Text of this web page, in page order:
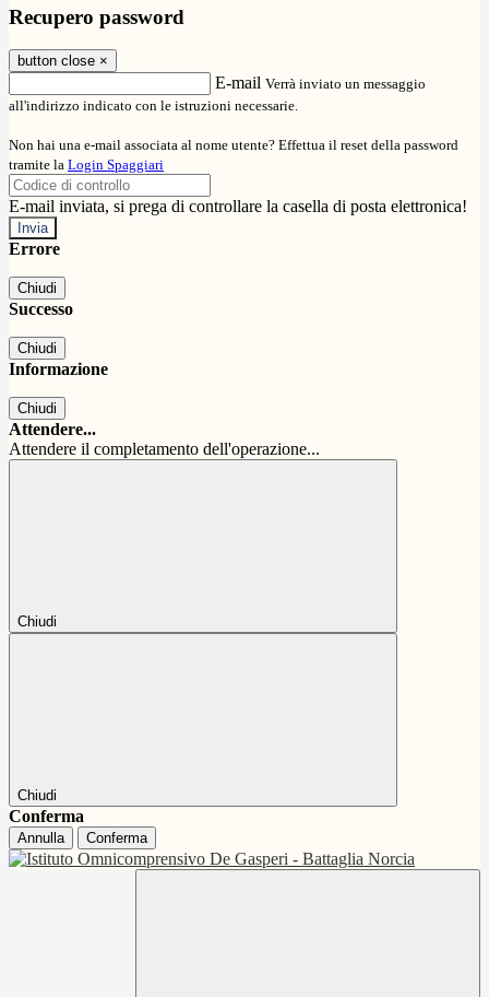
Recupero password
button close ×
E-mail Verrà inviato un messaggio
all'indirizzo indicato con le istruzioni necessarie.
Non hai una e-mail associata al nome utente? Effettua il reset della password
tramite la Login Spaggiari
E-mail inviata, si prega di controllare la casella di posta elettronica!
Errore
Chiudi
Successo
Chiudi
Informazione
Chiudi
Attendere...
Attendere il completamento dell'operazione...
Chiudi
Chiudi
Conferma
Annulla Conferma